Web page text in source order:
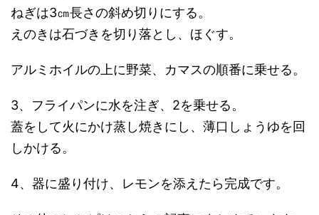
ねぎは3㎝長さの斜め切りにする。
えのきは石づきを切り落とし、ほぐす。
アルミホイルの上に野菜、カマスの順番に乗せる。
3、フライパンに水を注ぎ、2を乗せる。
蓋をして火にかけ蒸し焼きにし、薄口しょうゆを回
しかける。
4、器に盛り付け、レモンを添えたら完成です。